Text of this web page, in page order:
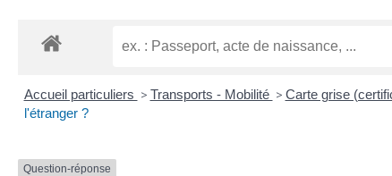
Accueil particuliers > Transports - Mobilité > Carte grise
l'étranger ?
Question-réponse